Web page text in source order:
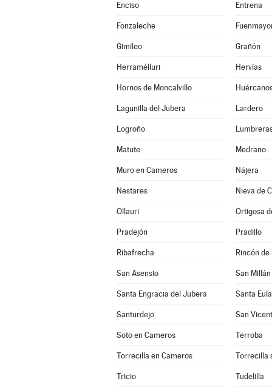
Enciso Entrena
Fonzaleche
Gimileo Grañón
Herramélluri Hervías
Hornos de Moncalvillo
Lagunilla del Jubera Lardero
Logroño
Matute Medrano
Muro en Cameros Nájera
Nestares Nieva de
Ollauri Ortigosa
Pradejón Pradillo
Ribafrecha Rincón de
San Asensio San
Santa Engracia del Jubera Santa
Santurdejo San
Soto en Cameros Terroba
Torrecilla en Cameros Torrecilla
Tricio Tudelilla